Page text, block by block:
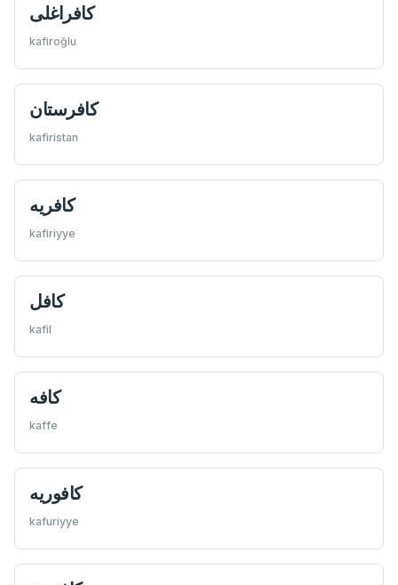
كافراغلی
kafiroğlu
كافرستان
kafiristan
كافريه
kafiriyye
كافل
kafil
كافه
kaffe
كافوريه
kafuriyye